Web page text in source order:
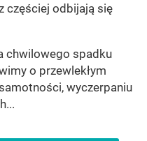
częściej odbijają się
chwilowego spadku
o przewlekłym
wyczerpaniu